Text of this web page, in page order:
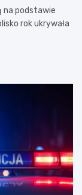
na podstawie
rok ukrywała